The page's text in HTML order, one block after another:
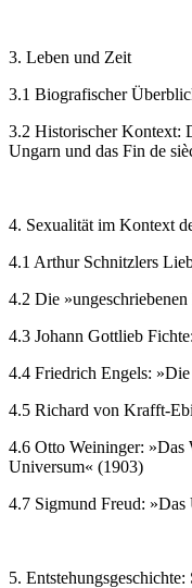
3. Leben und Zeit
3.1 Biografischer
3.2 Historischer Kontext:
Ungarn und das Fin de
4. Sexualität im Kontext
4.1 Arthur Schnitzlers
4.2 Die
4.3 Johann Gottlieb
4.4 Friedrich Engels:
4.5 Richard von Krafft-
4.6 Otto Weininger: »Das
Universum« (1903)
4.7 Sigmund Freud:
5.